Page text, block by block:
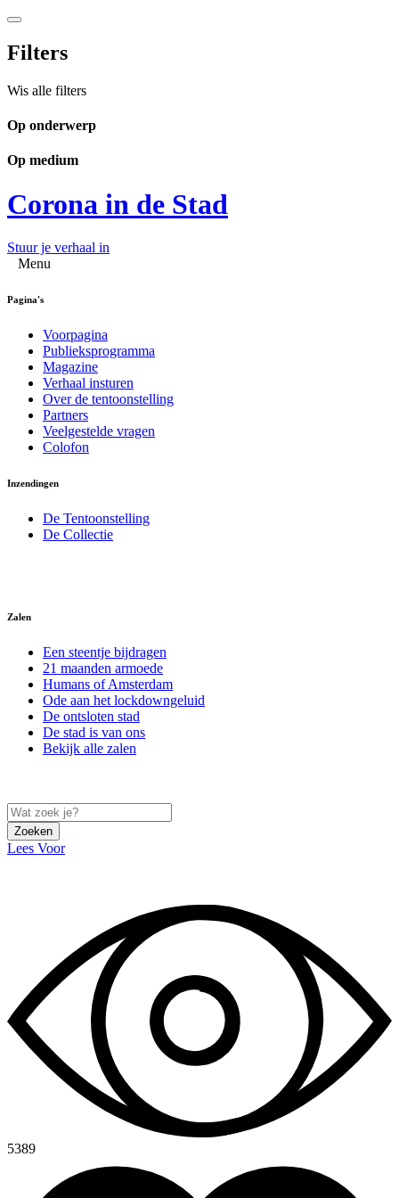
Filters
Wis alle filters
Op onderwerp
Op medium
Corona in de Stad
Stuur je verhaal in
Menu
Pagina's
Voorpagina
Publieksprogramma
Magazine
Verhaal insturen
Over de tentoonstelling
Partners
Veelgestelde vragen
Colofon
Inzendingen
De Tentoonstelling
De Collectie
Zalen
Een steentje bijdragen
21 maanden armoede
Humans of Amsterdam
Ode aan het lockdowngeluid
De ontsloten stad
De stad is van ons
Bekijk alle zalen
Zoeken
Lees Voor
5389